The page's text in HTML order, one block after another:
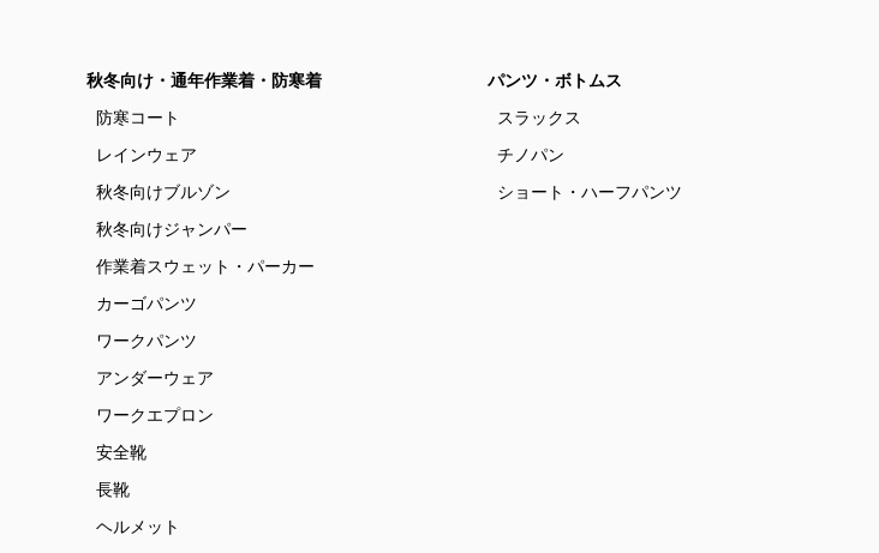
秋冬向け・通年作業着・防寒着
防寒コート
レインウェア
秋冬向けブルゾン
秋冬向けジャンパー
作業着スウェット・パーカー
カーゴパンツ
ワークパンツ
アンダーウェア
ワークエプロン
安全靴
長靴
ヘルメット
パンツ・ボトムス
スラックス
チノパン
ショート・ハーフパンツ